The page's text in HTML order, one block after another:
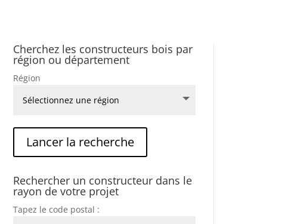
Cherchez les constructeurs bois par
région ou département
Région
Rechercher un constructeur dans le
rayon de votre projet
Tapez le code postal :